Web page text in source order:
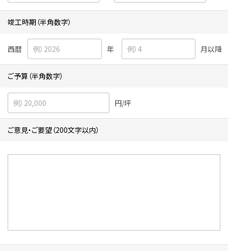
竣工時期（半角数字）
西暦 年 月以降
ご予算（半角数字）
円/坪
ご意見・ご要望（200文字以内）